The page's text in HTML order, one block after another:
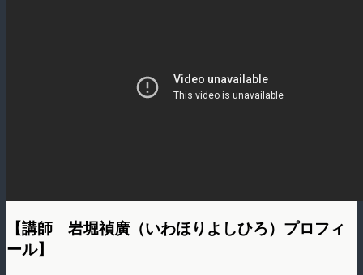
【講師 岩堀禎廣（いわほりよしひろ）プロフィ
ール】